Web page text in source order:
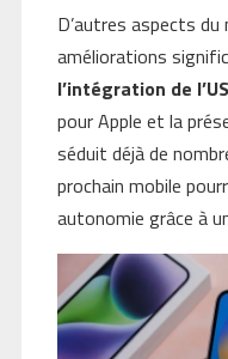
D’autres aspects
améliorations
l’intégration de
pour Apple et la
séduit déjà de
prochain mobile
autonomie grâce à